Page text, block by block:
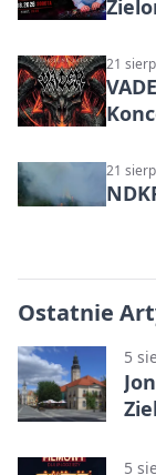
21
21
Ostatnie
5
5